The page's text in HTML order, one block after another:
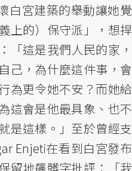
白宮建築的舉動讓她覺
上的）保守派」，想捍
「這是我們人民的家，
己，為什麼這件事，會
為更令她不安？而她給
這會是他最具象、也不
是這樣。」至於曾經支
Enjeti在看到白宮發布